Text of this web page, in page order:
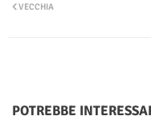
VECCHIA
POTREBBE